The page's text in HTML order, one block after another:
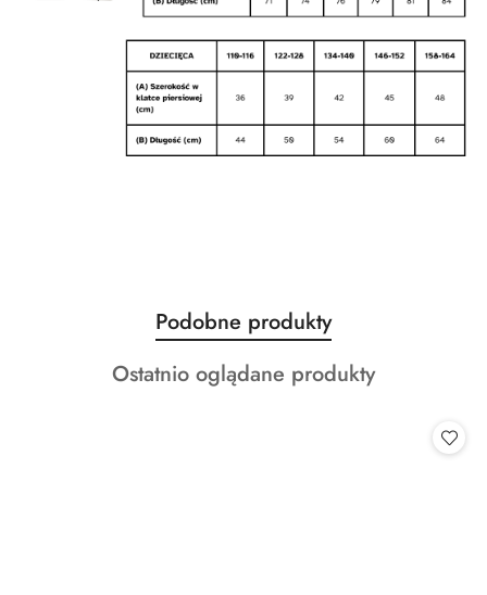
Pomiń karuzelę produktów
Produkty
o
statusie:
Podobne produkty
Produkty
Ostatnio oglądane produkty